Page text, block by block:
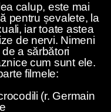
calup, este mai
pentru șevalete, la
iar toate astea
de nervi. Nimeni
a sărbători
cum sunt ele.
filmele:
(r. Germain